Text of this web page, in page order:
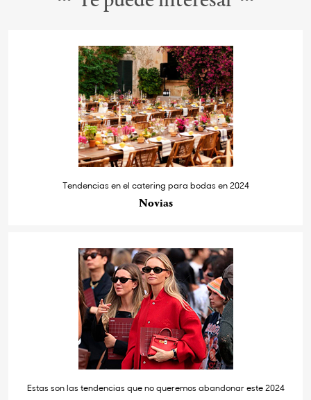
Tendencias en el catering para bodas en 2024
Novias
Estas son las tendencias que no queremos abandonar este 2024